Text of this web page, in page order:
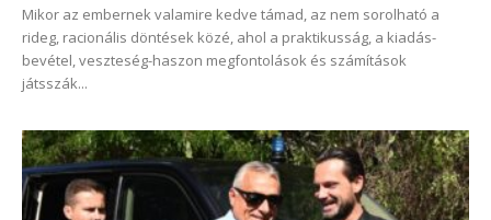
Mikor az embernek valamire kedve támad, az nem sorolható a
rideg, racionális döntések közé, ahol a praktikusság, a kiadás-
bevétel, veszteség-haszon megfontolások és számítások
játsszák...